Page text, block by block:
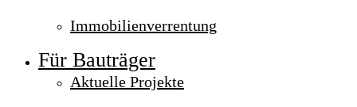
Immobilienverrentung
Für Bauträger
Aktuelle Projekte